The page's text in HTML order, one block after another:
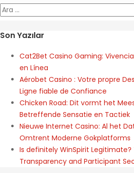
Arama:
Son Yazılar
Cat2Bet Casino Gaming:
en Línea
Aérobet Casino : Votre propre
Ligne fiable de Confiance
Chicken Road: Dit vormt het
Betreffende Sensatie en Tactiek
Nieuwe Internet Casino: Al het
Omtrent Moderne Gokplatforms
Is definitely WinSpirit
Transparency and Participant